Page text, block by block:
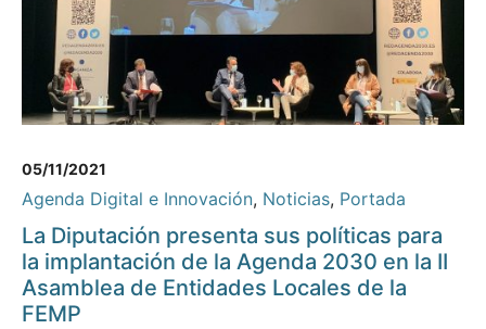
05/11/2021
Agenda Digital e Innovación, Noticias, Portada
La Diputación presenta sus políticas para
la implantación de la Agenda 2030 en la II
Asamblea de Entidades Locales de la
FEMP